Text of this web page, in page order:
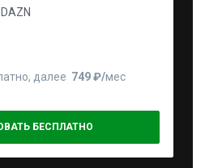
далее 749 ₽⁠/⁠мес
БЕСПЛАТНО